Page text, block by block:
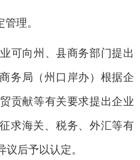
理。
向州、县商务部门提出
务局（州口岸办）根据企
贡献等有关要求提出企业
求海关、税务、外汇等有
后予以认定。